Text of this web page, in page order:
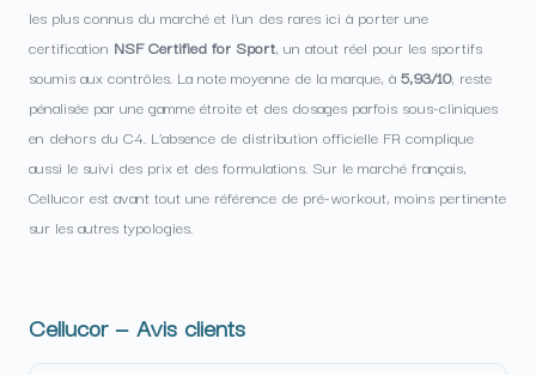
les plus connus du marché et l’un des rares ici à porter une
certification NSF Certified for Sport, un atout réel pour les sportifs
soumis aux contrôles. La note moyenne de la marque, à 5,93/10, reste
pénalisée par une gamme étroite et des dosages parfois sous-cliniques
en dehors du C4. L’absence de distribution officielle FR complique
aussi le suivi des prix et des formulations. Sur le marché français,
Cellucor est avant tout une référence de pré-workout, moins pertinente
sur les autres typologies.
Cellucor — Avis clients